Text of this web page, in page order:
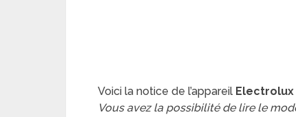
Voici la notice de l’appareil Electrolux
Vous avez la possibilité de lire le